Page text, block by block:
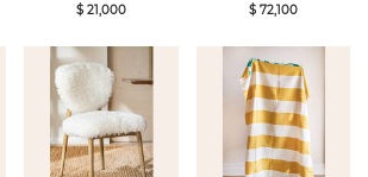
$ 21,000
$ 72,100